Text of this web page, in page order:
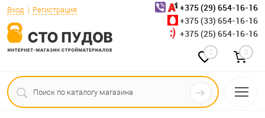
Вход Регистрация
+375 (29) 654-16-16
+375 (33) 654-16-16
+375 (25) 654-16-16
0 0